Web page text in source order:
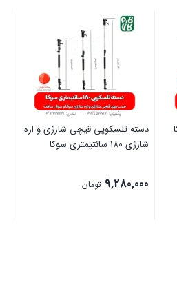
دسته تلسکوپی قیچی شارژی و اره
شارژی 180 سانتیمتری سوکا
9,280,000 تومان